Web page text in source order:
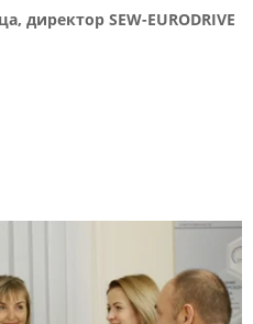
директор SEW-EURODRIVE